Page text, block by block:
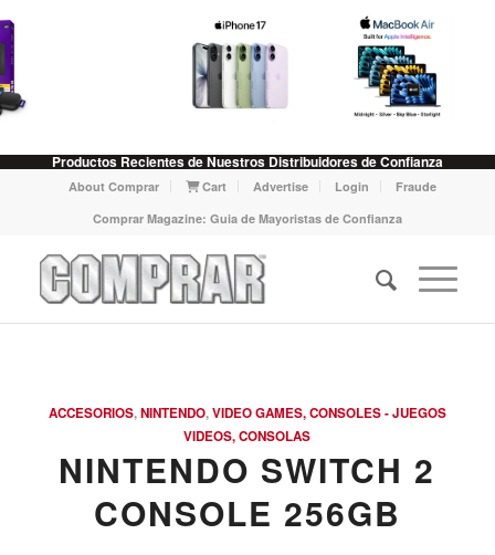
Productos Recientes de Nuestros Distribuidores de Confianza
About Comprar Cart Advertise Login
Fraude
Comprar Magazine: Guia de Mayoristas de Confianza
ACCESORIOS,NINTENDO,VIDEO GAMES, CONSOLES - JUEGOS
VIDEOS, CONSOLAS
NINTENDO SWITCH 2
CONSOLE 256GB